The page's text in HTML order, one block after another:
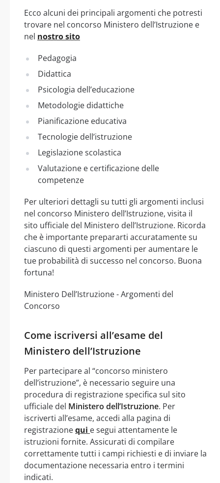
Ecco alcuni dei principali argomenti che potresti
trovare nel concorso Ministero dell’Istruzione e
nel nostro sito
Pedagogia
Didattica
Psicologia dell’educazione
Metodologie didattiche
Pianificazione educativa
Tecnologie dell’istruzione
Legislazione scolastica
Valutazione e certificazione delle
competenze
Per ulteriori dettagli su tutti gli argomenti inclusi
nel concorso Ministero dell’Istruzione, visita il
sito ufficiale del Ministero dell’Istruzione. Ricorda
che è importante prepararti accuratamente su
ciascuno di questi argomenti per aumentare le
tue probabilità di successo nel concorso. Buona
fortuna!
Ministero Dell’Istruzione - Argomenti del
Concorso
Come iscriversi all’esame del
Ministero dell’Istruzione
Per partecipare al “concorso ministero
dell’istruzione”, è necessario seguire una
procedura di registrazione specifica sul sito
ufficiale del Ministero dell’Istruzione. Per
iscriverti all’esame, accedi alla pagina di
registrazionequi e segui attentamente le
istruzioni fornite. Assicurati di compilare
correttamente tutti i campi richiesti e di inviare la
documentazione necessaria entro i termini
indicati.